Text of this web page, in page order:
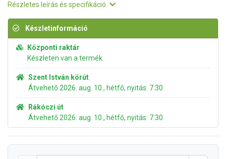
Részletes leírás és specifikáció
Készletinformáció
Központi raktár
Készleten van a termék
Szent István körút
Átvehető 2026. aug. 10., hétfő, nyitás: 7:30
Rákóczi út
Átvehető 2026. aug. 10., hétfő, nyitás: 7:30